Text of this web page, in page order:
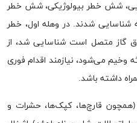
شش خطر بیولوژیکی، شش خطر
شناسایی شدند. در وهله اول، خطر
گاز متصل است شناسایی شد، از
وخیم می‌شود، نیازمند اقدام فوری
داشته باشد.
(همچون قارچ‌ها، کپک‌ها، حشرات و